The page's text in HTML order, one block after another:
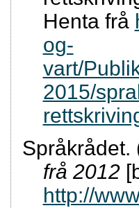
Henta frå
og-
vart/
2015/
frå 2012
http://